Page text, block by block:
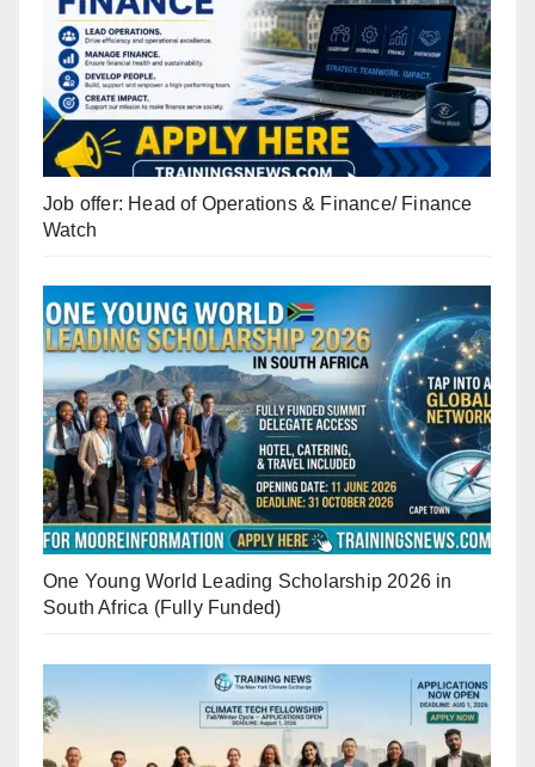
Job offer: Head of Operations & Finance/ Finance
Watch
One Young World Leading Scholarship 2026 in
South Africa (Fully Funded)